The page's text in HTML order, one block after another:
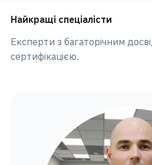
Найкращі спеціалісти
Експерти з багаторічним
сертифікацією.